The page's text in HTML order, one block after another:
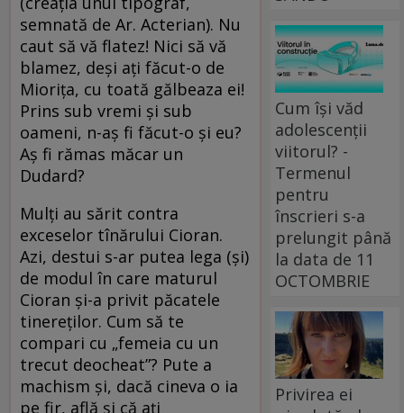
semnată de Ar. Acterian). Nu
caut să vă flatez! Nici să vă
blamez, deși ați făcut-o de
Miorița, cu toată gălbeaza ei!
Prins sub vremi și sub
oameni, n-aș fi făcut-o și eu?
Aș fi rămas măcar un
Dudard?
Mulți au sărit contra
exceselor tînărului Cioran.
Azi, destui s-ar putea lega (și)
de modul în care maturul
Cioran și-a privit păcatele
tinereților. Cum să te
compari cu „femeia cu un
trecut deocheat”? Pute a
machism și, dacă cineva o ia
pe fir, află și că ați
Cum își văd
adolescenții
viitorul? -
Termenul
pentru
înscrieri s-a
prelungit până
la data de 11
OCTOMBRIE
Privirea ei